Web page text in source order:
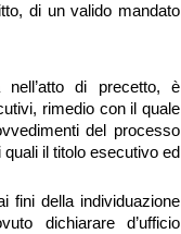
di un valido mandato
di precetto, è
rimedio con il quale
del processo
il titolo esecutivo ed
fini della individuazione
dichiarare d’ufficio